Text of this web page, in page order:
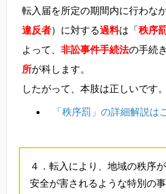
転入届を所定の期間内に行わな
違反者）に対する過料は「 秩序
よって、 非訟事件手続法の手続
所が科します。
したがって、本肢は正しいです。
「秩序罰」の詳細解説は
４．転入により、地域の秩序
安全が害されるような特別の